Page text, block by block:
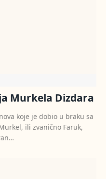
Murkela Dizdara
koje je dobio u braku sa
ili zvanično Faruk,